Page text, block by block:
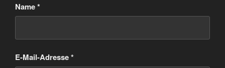
Name*
E-Mail-Adresse*